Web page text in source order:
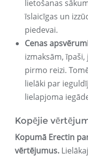
lietošanas
īslaicīgas un
piedevai.
Cenas
izmaksām,
pirmo reizi.
lielāki par
lielapjoma
Kopējie
Kopumā Erectin
vērtējumus.